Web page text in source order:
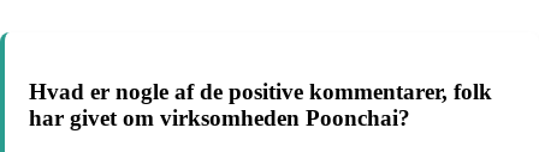
Hvad er nogle af de positive kommentarer, folk
har givet om virksomheden Poonchai?